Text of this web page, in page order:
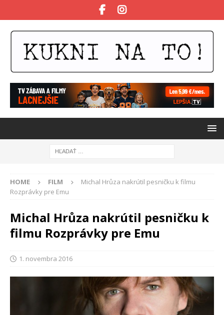
HOME FILM
Michal Hrůza nakrútil pesničku k filmu
Rozprávky pre Emu
Michal Hrůza nakrútil pesničku k
filmu Rozprávky pre Emu
1. novembra 2016